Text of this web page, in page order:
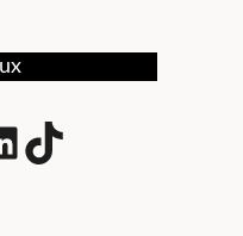
tiktok